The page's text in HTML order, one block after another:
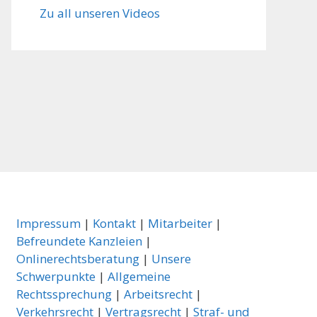
Zu all unseren Videos
Impressum| Kontakt| Mitarbeiter|
Befreundete Kanzleien|
Onlinerechtsberatung| Unsere
Schwerpunkte| Allgemeine
Rechtssprechung| Arbeitsrecht|
Verkehrsrecht| Vertragsrecht| Straf- und